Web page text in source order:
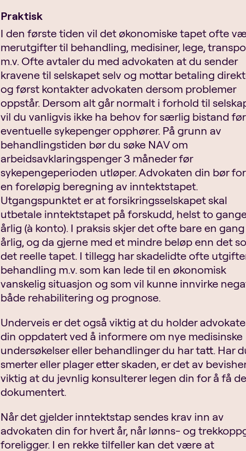
Praktisk
I den første tiden vil det økonomiske tapet ofte
merutgifter til behandling, medisiner, lege,
m.v. Ofte avtaler du med advokaten at du sender
kravene til selskapet selv og mottar betaling
og først kontakter advokaten dersom problemer
oppstår. Dersom alt går normalt i forhold til
vil du vanligvis ikke ha behov for særlig bistand før
eventuelle sykepenger opphører. På grunn av
behandlingstiden bør du søke NAV om
arbeidsavklaringspenger 3 måneder før
sykepengeperioden utløper. Advokaten din bør
en foreløpig beregning av inntektstapet.
Utgangspunktet er at forsikringsselskapet skal
utbetale inntektstapet på forskudd, helst to
årlig (à konto). I praksis skjer det ofte bare en gang
årlig, og da gjerne med et mindre beløp enn det
det reelle tapet. I tillegg har skadelidte ofte
behandling m.v. som kan lede til en økonomisk
vanskelig situasjon og som vil kunne innvirke
både rehabilitering og prognose.
Underveis er det også viktig at du holder
din oppdatert ved å informere om nye medisinske
undersøkelser eller behandlinger du har tatt. Har
smerter eller plager etter skaden, er det av
viktig at du jevnlig konsulterer legen din for å få
dokumentert.
Når det gjelder inntektstap sendes krav inn av
advokaten din for hvert år, når lønns- og
foreligger. I en rekke tilfeller kan det være at